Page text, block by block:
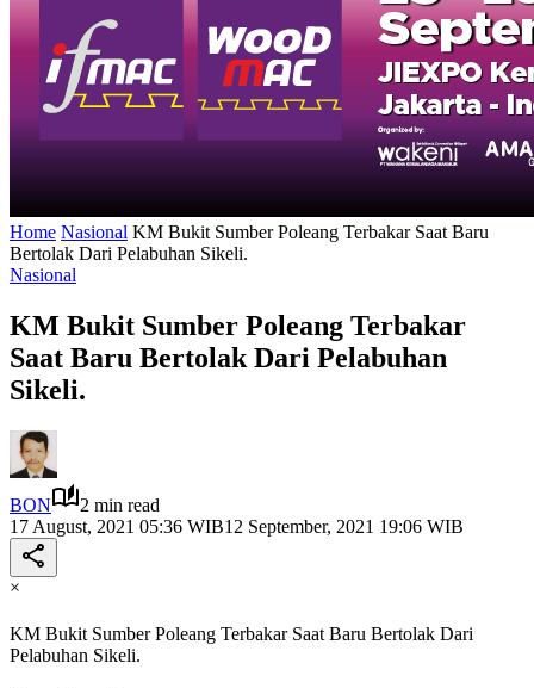
Home Nasional KM Bukit Sumber Poleang Terbakar Saat Baru
Bertolak Dari Pelabuhan Sikeli.
Nasional
KM Bukit Sumber Poleang Terbakar
Saat Baru Bertolak Dari Pelabuhan
Sikeli.
BON
2 min read
17 August, 2021 05:36 WIB12 September, 2021 19:06 WIB
×
KM Bukit Sumber Poleang Terbakar Saat Baru Bertolak Dari
Pelabuhan Sikeli.